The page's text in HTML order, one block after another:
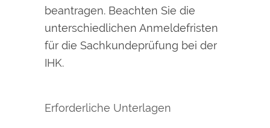
beantragen. Beachten Sie die
unterschiedlichen Anmeldefristen
für die Sachkundeprüfung bei der
IHK.
Erforderliche Unterlagen